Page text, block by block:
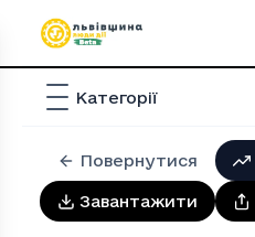
Категорії
Повернутися
Завантажити